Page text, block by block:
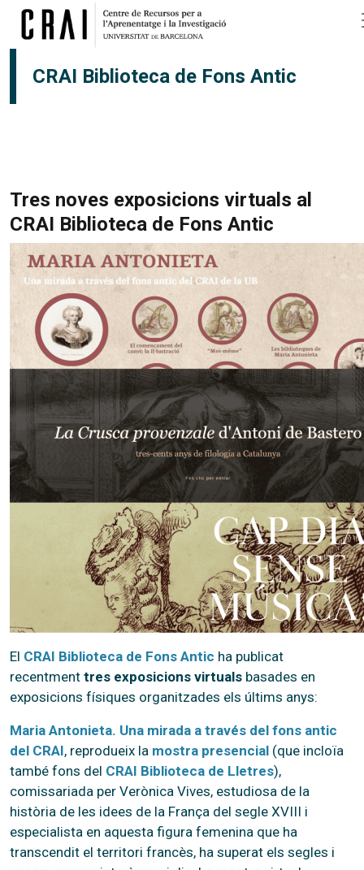
Pasar al contenido principal
CRAI Biblioteca de Fons Antic
Tres noves exposicions virtuals al
CRAI Biblioteca de Fons Antic
El CRAI Biblioteca de Fons Antic ha publicat
recentment tres exposicions virtuals basades en
exposicions físiques organitzades els últims anys:
Maria Antonieta. Una mirada a través del fons antic
del CRAI, reprodueix la mostra presencial (que incloïa
també fons del CRAI Biblioteca de Lletres),
comissariada per Verònica Vives, estudiosa de la
història de les idees de la França del segle XVIII i
especialista en aquesta figura femenina que ha
transcendit el territori francès, ha superat els segles i